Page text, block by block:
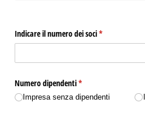
Indicare il numero dei soci*
(richiesto)
Numero dipendenti*
(richiesto)
Impresa senza dipendenti